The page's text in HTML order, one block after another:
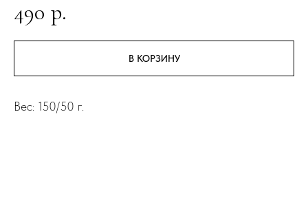
490 р.
В КОРЗИНУ
Вес: 150/50 г.